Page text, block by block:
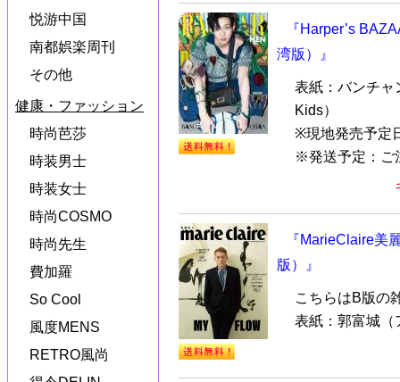
悦游中国
南都娯楽周刊
その他
健康・ファッション
時尚芭莎
時装男士
時装女士
時尚COSMO
時尚先生
費加羅
So Cool
風度MENS
RETRO風尚
『Harper’s
湾版）』
表紙：バンチャ
Kids）
※現地発売予定
※発送予定：ご
『MarieClaire美
版）』
こちらはB版の
表紙：郭富城（